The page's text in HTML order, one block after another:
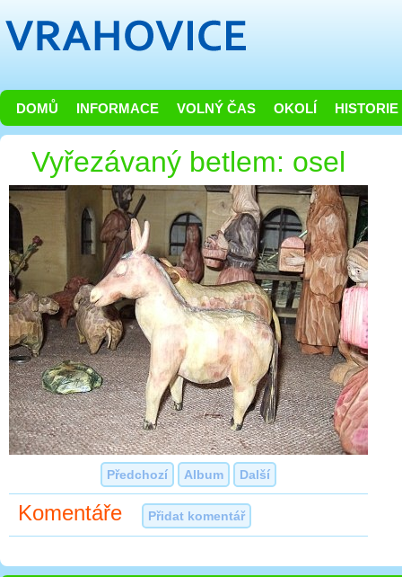
DOMŮ INFORMACE VOLNÝ ČAS OKOLÍ HISTORIE
Vyřezávaný betlem: osel
Předchozí Album Další
Komentáře Přidat komentář